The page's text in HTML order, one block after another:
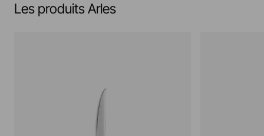
Les produits Arles